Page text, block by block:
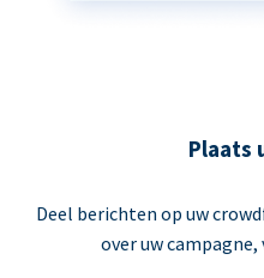
Plaats
Deel berichten op uw
over uw